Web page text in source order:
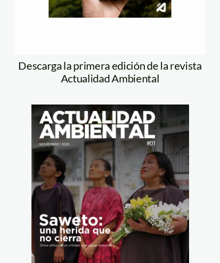
Descarga la primera edición de la revista
Actualidad Ambiental